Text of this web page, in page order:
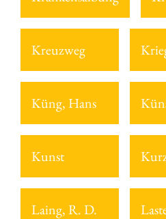
Kreuzweg
Küng, Hans
Kunst
Laing, R. D.